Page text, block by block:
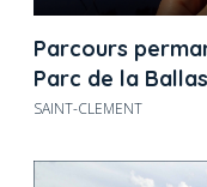
Parcours
Parc de la
SAINT-CLEMENT